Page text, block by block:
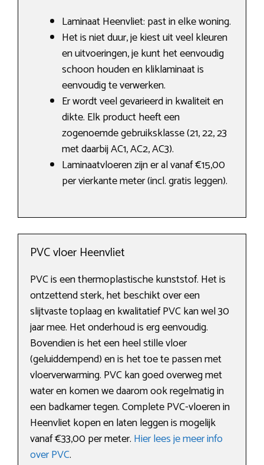
Laminaat Heenvliet: past in elke woning.
Het is niet duur, je kiest uit veel kleuren
en uitvoeringen, je kunt het eenvoudig
schoon houden en kliklaminaat is
eenvoudig te verwerken.
Er wordt veel gevarieerd in kwaliteit en
dikte. Elk product heeft een
zogenoemde gebruiksklasse (21, 22, 23
met daarbij AC1, AC2, AC3).
Laminaatvloeren zijn er al vanaf €15,00
per vierkante meter (incl. gratis leggen).
PVC vloer Heenvliet
PVC is een thermoplastische kunststof. Het is
ontzettend sterk, het beschikt over een
slijtvaste toplaag en kwalitatief PVC kan wel 30
jaar mee. Het onderhoud is erg eenvoudig.
Bovendien is het een heel stille vloer
(geluiddempend) en is het toe te passen met
vloerverwarming. PVC kan goed overweg met
water en komen we daarom ook regelmatig in
een badkamer tegen. Complete PVC-vloeren in
Heenvliet kopen en laten leggen is mogelijk
vanaf €33,00 per meter. Hier lees je meer info
over PVC.